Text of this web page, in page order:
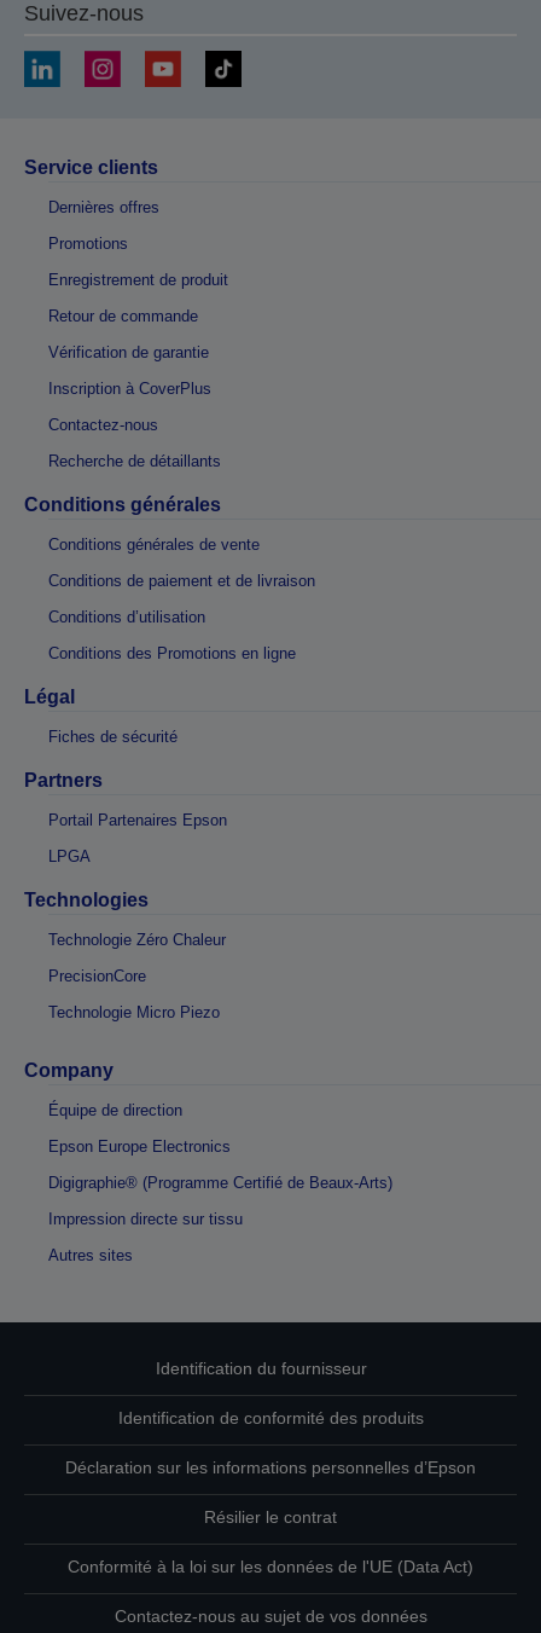
Suivez-nous
Service clients
Dernières offres
Promotions
Enregistrement de produit
Retour de commande
Vérification de garantie
Inscription à CoverPlus
Contactez-nous
Recherche de détaillants
Conditions générales
Conditions générales de vente
Conditions de paiement et de livraison
Conditions d’utilisation
Conditions des Promotions en ligne
Légal
Fiches de sécurité
Partners
Portail Partenaires Epson
LPGA
Technologies
Technologie Zéro Chaleur
PrecisionCore
Technologie Micro Piezo
Company
Équipe de direction
Epson Europe Electronics
Digigraphie® (Programme Certifié de Beaux-Arts)
Impression directe sur tissu
Autres sites
Identification du fournisseur
Identification de conformité des produits
Déclaration sur les informations personnelles d’Epson
Résilier le contrat
Conformité à la loi sur les données de l'UE (Data Act)
Contactez-nous au sujet de vos données